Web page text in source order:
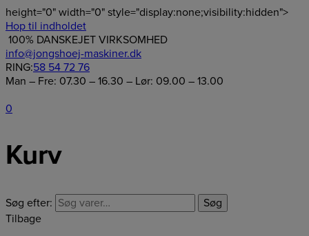
height="0" width="0" style="display:none;visibility:hidden">
Hop til indholdet
100% DANSKEJET VIRKSOMHED
info@jongshoej-maskiner.dk
RING:58 54 72 76
Man – Fre: 07.30 – 16.30 – Lør: 09.00 – 13.00
0
Kurv
Søg efter:
Søg
Tilbage